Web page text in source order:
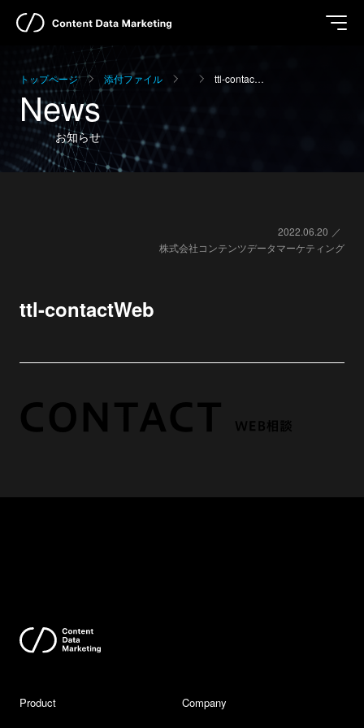
トップページ 添付ファイル ttl-contac…
News
お知らせ
2022.06.20
株式会社コンテンツデータマーケティング
ttl-contactWeb
Product Company